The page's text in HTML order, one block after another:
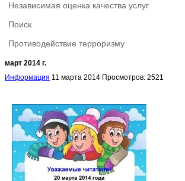
Независимая оценка качества услуг
Поиск
Противодействие терроризму
март 2014 г.
Информация 11 марта 2014 Просмотров: 2521